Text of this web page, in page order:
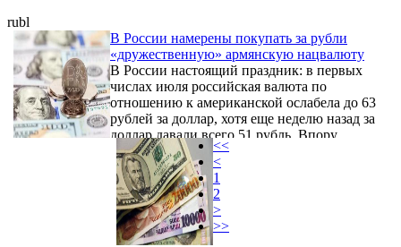
rubl
В России намерены покупать за рубли
«дружественную» армянскую нацвалюту
В России настоящий праздник: в первых
числах июля российская валюта по
отношению к американской ослабела до 63
рублей за доллар, хотя еще неделю назад за
доллар давали всего 51 рубль. Впору
объявить праздник и в Армении: примерно
в то же самое время и армянская валюта
наконец перестала укрепляться и ослабела
по отношению к американской валюте до
415 драмов за доллар, хотя казалось, еще
немного и курс уйдет ниже 400…
<<
<
1
2
>
>>